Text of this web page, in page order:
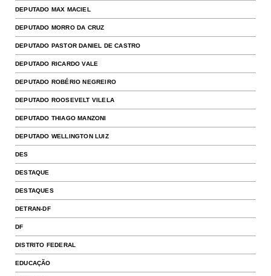
DEPUTADO MAX MACIEL
DEPUTADO MORRO DA CRUZ
DEPUTADO PASTOR DANIEL DE CASTRO
DEPUTADO RICARDO VALE
DEPUTADO ROBÉRIO NEGREIRO
DEPUTADO ROOSEVELT VILELA
DEPUTADO THIAGO MANZONI
DEPUTADO WELLINGTON LUIZ
DES
DESTAQUE
DESTAQUES
DETRAN-DF
DF
DISTRITO FEDERAL
EDUCAÇÃO